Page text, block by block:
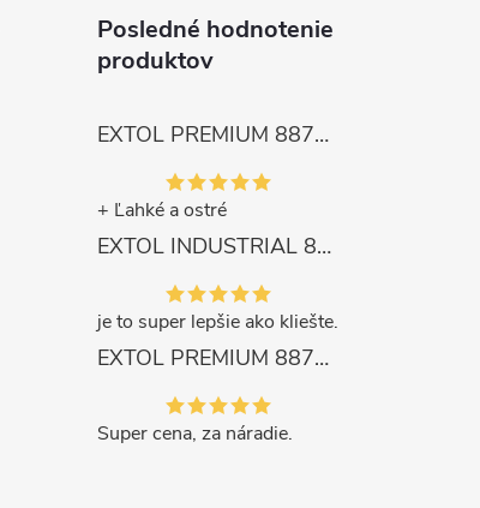
Posledné hodnotenie
produktov
EXTOL PREMIUM 8872105 Nožnice záhradnícke dlhé úzke, 200mm, max. prestrih Ø6mm
+ Ľahké a ostré
EXTOL INDUSTRIAL 8791861 Viazač armatúr aku Share20V, bez aku, drôt 0,8mm, oko 8-34mm, bezuhlíkový motor
je to super lepšie ako kliešte.
EXTOL PREMIUM 8871287 Sekera štiepacia 3500g, nylónová násada 910mm
Super cena, za náradie.